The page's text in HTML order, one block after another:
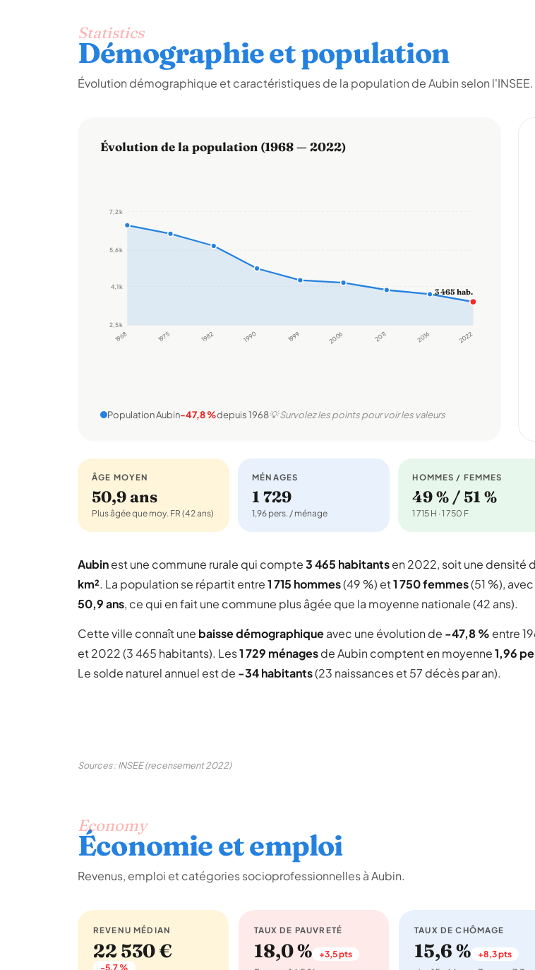
Statistics
Démographie et population
Évolution démographique et caractéristiques de la population de Aubin selon l'INSEE.
Évolution de la population (1968 — 2022)
2,5 k
4,1 k
5,6 k
7,2 k
1968 1975 1982 1990 1999 2006 2011 2016 2022
3 465 hab.
Population Aubin-47,8 %depuis 1968💡 Survolez les points pour voir les valeurs
ÂGE MOYEN
50,9 ans
Plus âgée que moy. FR (42 ans)
MÉNAGES
1 729
1,96 pers. / ménage
HOMMES / FEMMES
49 % / 51 %
1 715 H · 1 750 F
Aubinest une commune rurale qui compte3 465 habitantsen 2022, soit une densité
km². La population se répartit entre1 715 hommes(49 %) et1 750 femmes(51 %),
50,9 ans, ce qui en fait une commune plus âgée que la moyenne nationale (42 ans).
Cette ville connaît une baisse démographiqueavec une évolution de -47,8 % entre
et 2022 (3 465 habitants). Les1 729 ménagesde Aubin comptent en moyenne1,96
Le solde naturel annuel est de -34 habitants(23 naissances et 57 décès par an).
Sources : INSEE (recensement 2022)
Economy
Économie et emploi
Revenus, emploi et catégories socioprofessionnelles à Aubin.
REVENU MÉDIAN
22 530 €
-5,7 %
TAUX DE PAUVRETÉ
18,0 % +3,5 pts
TAUX DE CHÔMAGE
15,6 % +8,3 pts